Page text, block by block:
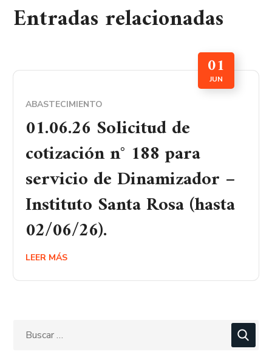
Entradas relacionadas
01
JUN
ABASTECIMIENTO
01.06.26 Solicitud de
cotización n° 188 para
servicio de Dinamizador –
Instituto Santa Rosa (hasta
02/06/26).
LEER MÁS